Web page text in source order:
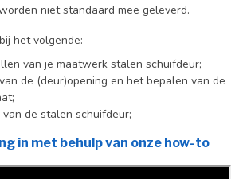
niet standaard mee geleverd.
het volgende:
van je maatwerk stalen schuifdeur;
de (deur)opening en het bepalen van de
de stalen schuifdeur;
in met behulp van onze how-to